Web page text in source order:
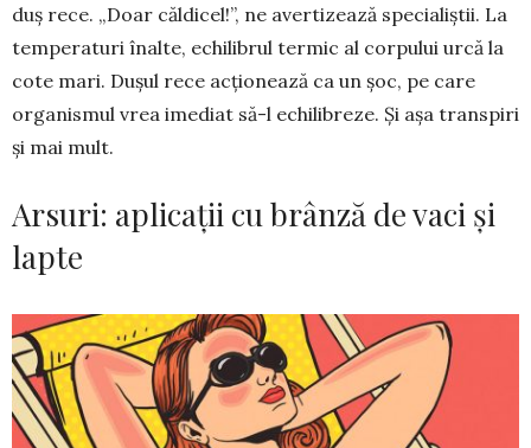
duș rece. „Doar căl­dicel!”, ne averti­zează spe­cia­liștii. La
tempe­raturi înalte, echi­librul termic al corpului urcă la
cote mari. Dușul rece acționează ca un șoc, pe care
organismul vrea ime­diat să-l echilibreze. Și așa transpiri
și mai mult.
Arsuri: aplicații cu brânză de vaci și
lapte